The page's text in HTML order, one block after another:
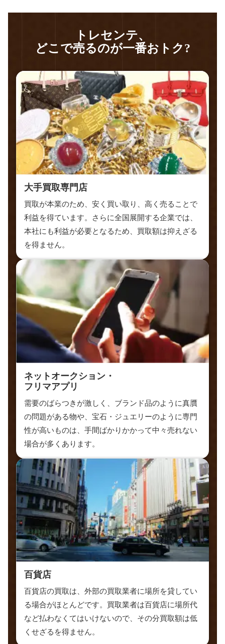
トレセンテ、
どこで売るのが一番おトク?
大手買取専門店
買取が本業のため、安く買い取り、高く売ることで
利益を得ています。さらに全国展開する企業では、
本社にも利益が必要となるため、買取額は抑えざる
を得ません。
ネットオークション・
フリマアプリ
需要のばらつきが激しく、ブランド品のように真贋
の問題がある物や、宝石・ジュエリーのように専門
性が高いものは、手間ばかりかかって中々売れない
場合が多くあります。
百貨店
百貨店の買取は、外部の買取業者に場所を貸してい
る場合がほとんどです。買取業者は百貨店に場所代
など払わなくてはいけないので、その分買取額は低
くせざるを得ません。